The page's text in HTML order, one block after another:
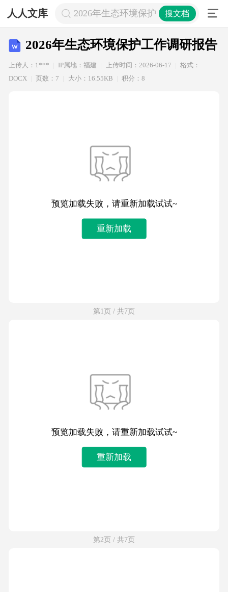
人人文库 2026年生态环境保护工作调研报告
搜文档
2026年生态环境保护工作调研报告
上传人：1*** IP属地：福建 上传时间：2026-06-17
格式：
DOCX
页数：7 大小：16.55KB 积分：8
预览加载失败，请重新加载试试~
重新加载
第1页 / 共7页
预览加载失败，请重新加载试试~
重新加载
第2页 / 共7页